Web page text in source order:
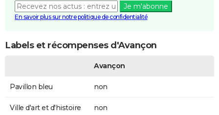
Je m'abonne
En savoir plus sur notre politique de confidentialité
Labels et récompenses d'Avançon
Avançon
Pavillon bleu non
Ville d'art et d'histoire non